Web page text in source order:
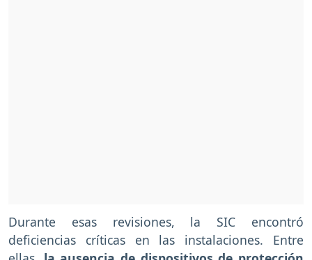
Durante esas revisiones, la SIC encontró
deficiencias críticas en las instalaciones. Entre